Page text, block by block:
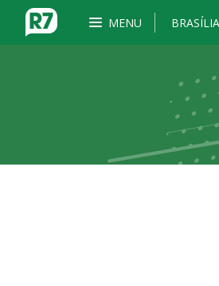
MENU BRASÍLIA